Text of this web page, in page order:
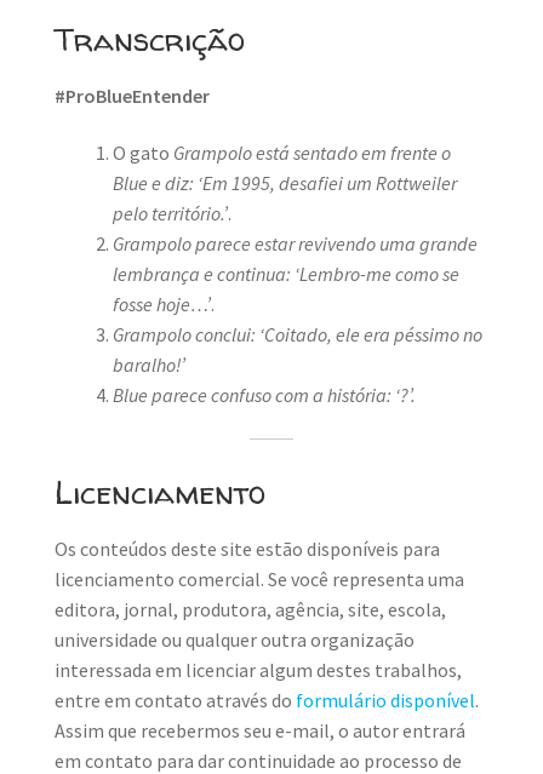
Transcrição
#ProBlueEntender
O gato Grampolo está sentado em frente o
Blue e diz: ‘Em 1995, desafiei um Rottweiler
pelo território.’.
Grampolo parece estar revivendo uma grande
lembrança e continua: ‘Lembro-me como se
fosse hoje…’.
Grampolo conclui: ‘Coitado, ele era péssimo no
baralho!’
Blue parece confuso com a história: ‘?’.
Licenciamento
Os conteúdos deste site estão disponíveis para
licenciamento comercial. Se você representa uma
editora, jornal, produtora, agência, site, escola,
universidade ou qualquer outra organização
interessada em licenciar algum destes trabalhos,
entre em contato através do formulário disponível.
Assim que recebermos seu e-mail, o autor entrará
em contato para dar continuidade ao processo de